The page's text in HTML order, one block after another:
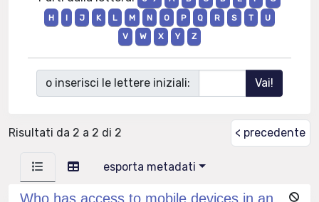
H
I J K L M N O P Q R S T
U
V
W X Y Z
o inserisci le lettere iniziali:
Risultati da 2 a 2 di 2 < precedente
esporta metadati
Who has access to mobile devices in an